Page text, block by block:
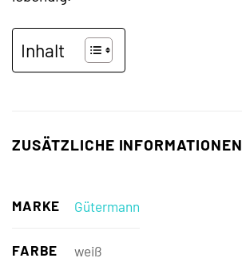
Inhalt
ZUSÄTZLICHE INFORMATIONEN
MARKE Gütermann
FARBE weiß